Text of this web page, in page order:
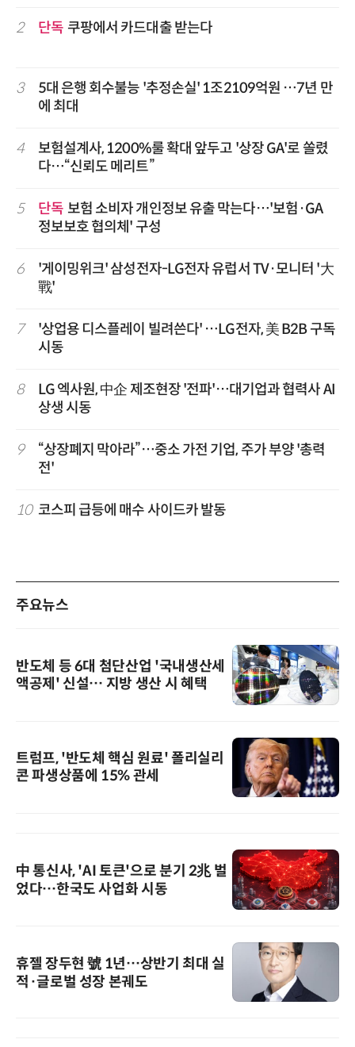
2 단독 쿠팡에서 카드대출 받는다
3
5대 은행 회수불능 '추정손실' 1조2109억원 …7년 만
에 최대
4
보험설계사, 1200%룰 확대 앞두고 '상장 GA'로 쏠렸
다…“신뢰도 메리트”
5 단독 보험 소비자 개인정보 유출 막는다…'보험·GA
정보보호 협의체' 구성
6
'게이밍위크' 삼성전자-LG전자 유럽서 TV·모니터 '大
戰'
7
'상업용 디스플레이 빌려쓴다' …LG전자, 美 B2B 구독
시동
8
LG 엑사원, 中企 제조현장 '전파'…대기업과 협력사 AI
상생 시동
9
“상장폐지 막아라”…중소 가전 기업, 주가 부양 '총력
전'
10 코스피 급등에 매수 사이드카 발동
주요뉴스
반도체 등 6대 첨단산업 '국내생산세
액공제' 신설… 지방 생산 시 혜택
트럼프, '반도체 핵심 원료' 폴리실리
콘 파생상품에 15% 관세
中 통신사, 'AI 토큰'으로 분기 2兆 벌
었다…한국도 사업화 시동
휴젤 장두현 號 1년…상반기 최대 실
적·글로벌 성장 본궤도